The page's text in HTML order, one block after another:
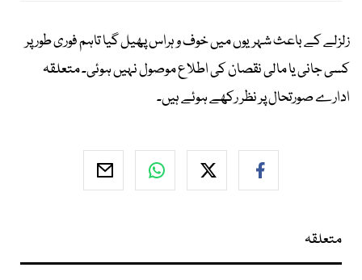
زلزلے کے باعث شہریوں میں خوف و ہراس پھیل گیا تاہم فوری طور پر
کسی جانی یا مالی نقصان کی اطلاع موصول نہیں ہوئی۔ متعلقہ
ادارے صورتحال پر نظر رکھے ہوئے ہیں۔
متعلقہ